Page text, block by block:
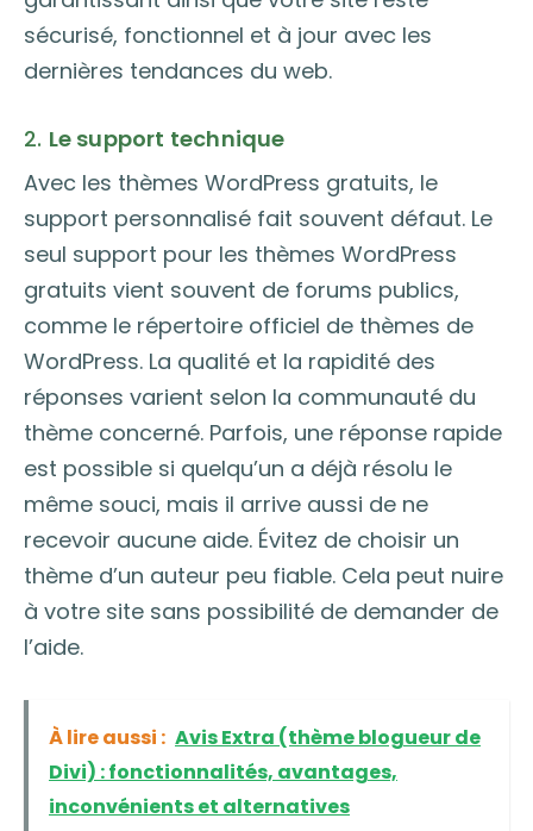
sécurisé, fonctionnel et à jour avec les
dernières tendances du web.
2. Le support technique
Avec les thèmes WordPress gratuits, le
support personnalisé fait souvent défaut. Le
seul support pour les thèmes WordPress
gratuits vient souvent de forums publics,
comme le répertoire officiel de thèmes de
WordPress. La qualité et la rapidité des
réponses varient selon la communauté du
thème concerné. Parfois, une réponse rapide
est possible si quelqu’un a déjà résolu le
même souci, mais il arrive aussi de ne
recevoir aucune aide. Évitez de choisir un
thème d’un auteur peu fiable. Cela peut nuire
à votre site sans possibilité de demander de
l’aide.
À lire aussi : Avis Extra (thème blogueur de
Divi) : fonctionnalités, avantages,
inconvénients et alternatives